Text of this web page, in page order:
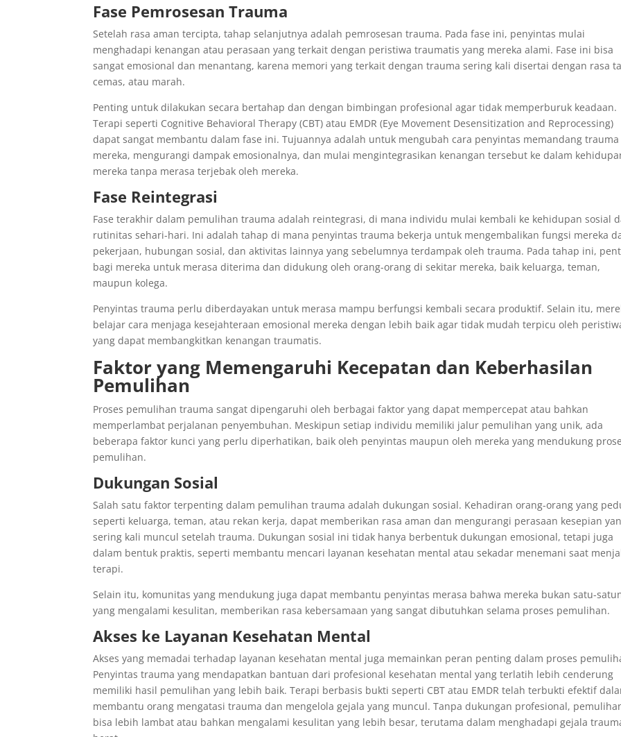
Fase Pemrosesan Trauma
Setelah rasa aman tercipta, tahap selanjutnya adalah pemrosesan trauma. Pada fase ini, penyintas mulai
menghadapi kenangan atau perasaan yang terkait dengan peristiwa traumatis yang mereka alami. Fase ini bisa
sangat emosional dan menantang, karena memori yang terkait dengan trauma sering kali disertai dengan rasa
cemas, atau marah.
Penting untuk dilakukan secara bertahap dan dengan bimbingan profesional agar tidak memperburuk keadaan.
Terapi seperti Cognitive Behavioral Therapy (CBT) atau EMDR (Eye Movement Desensitization and Reprocessing)
dapat sangat membantu dalam fase ini. Tujuannya adalah untuk mengubah cara penyintas memandang trauma
mereka, mengurangi dampak emosionalnya, dan mulai mengintegrasikan kenangan tersebut ke dalam
mereka tanpa merasa terjebak oleh mereka.
Fase Reintegrasi
Fase terakhir dalam pemulihan trauma adalah reintegrasi, di mana individu mulai kembali ke kehidupan sosial
rutinitas sehari-hari. Ini adalah tahap di mana penyintas trauma bekerja untuk mengembalikan fungsi mereka
pekerjaan, hubungan sosial, dan aktivitas lainnya yang sebelumnya terdampak oleh trauma. Pada tahap ini,
bagi mereka untuk merasa diterima dan didukung oleh orang-orang di sekitar mereka, baik keluarga, teman,
maupun kolega.
Penyintas trauma perlu diberdayakan untuk merasa mampu berfungsi kembali secara produktif. Selain itu,
belajar cara menjaga kesejahteraan emosional mereka dengan lebih baik agar tidak mudah terpicu oleh
yang dapat membangkitkan kenangan traumatis.
Faktor yang Memengaruhi Kecepatan dan Keberhasilan
Pemulihan
Proses pemulihan trauma sangat dipengaruhi oleh berbagai faktor yang dapat mempercepat atau bahkan
memperlambat perjalanan penyembuhan. Meskipun setiap individu memiliki jalur pemulihan yang unik, ada
beberapa faktor kunci yang perlu diperhatikan, baik oleh penyintas maupun oleh mereka yang mendukung
pemulihan.
Dukungan Sosial
Salah satu faktor terpenting dalam pemulihan trauma adalah dukungan sosial. Kehadiran orang-orang yang
seperti keluarga, teman, atau rekan kerja, dapat memberikan rasa aman dan mengurangi perasaan kesepian
sering kali muncul setelah trauma. Dukungan sosial ini tidak hanya berbentuk dukungan emosional, tetapi juga
dalam bentuk praktis, seperti membantu mencari layanan kesehatan mental atau sekadar menemani saat
terapi.
Selain itu, komunitas yang mendukung juga dapat membantu penyintas merasa bahwa mereka bukan satu-
yang mengalami kesulitan, memberikan rasa kebersamaan yang sangat dibutuhkan selama proses pemulihan.
Akses ke Layanan Kesehatan Mental
Akses yang memadai terhadap layanan kesehatan mental juga memainkan peran penting dalam proses
Penyintas trauma yang mendapatkan bantuan dari profesional kesehatan mental yang terlatih lebih cenderung
memiliki hasil pemulihan yang lebih baik. Terapi berbasis bukti seperti CBT atau EMDR telah terbukti efektif
membantu orang mengatasi trauma dan mengelola gejala yang muncul. Tanpa dukungan profesional,
bisa lebih lambat atau bahkan mengalami kesulitan yang lebih besar, terutama dalam menghadapi gejala